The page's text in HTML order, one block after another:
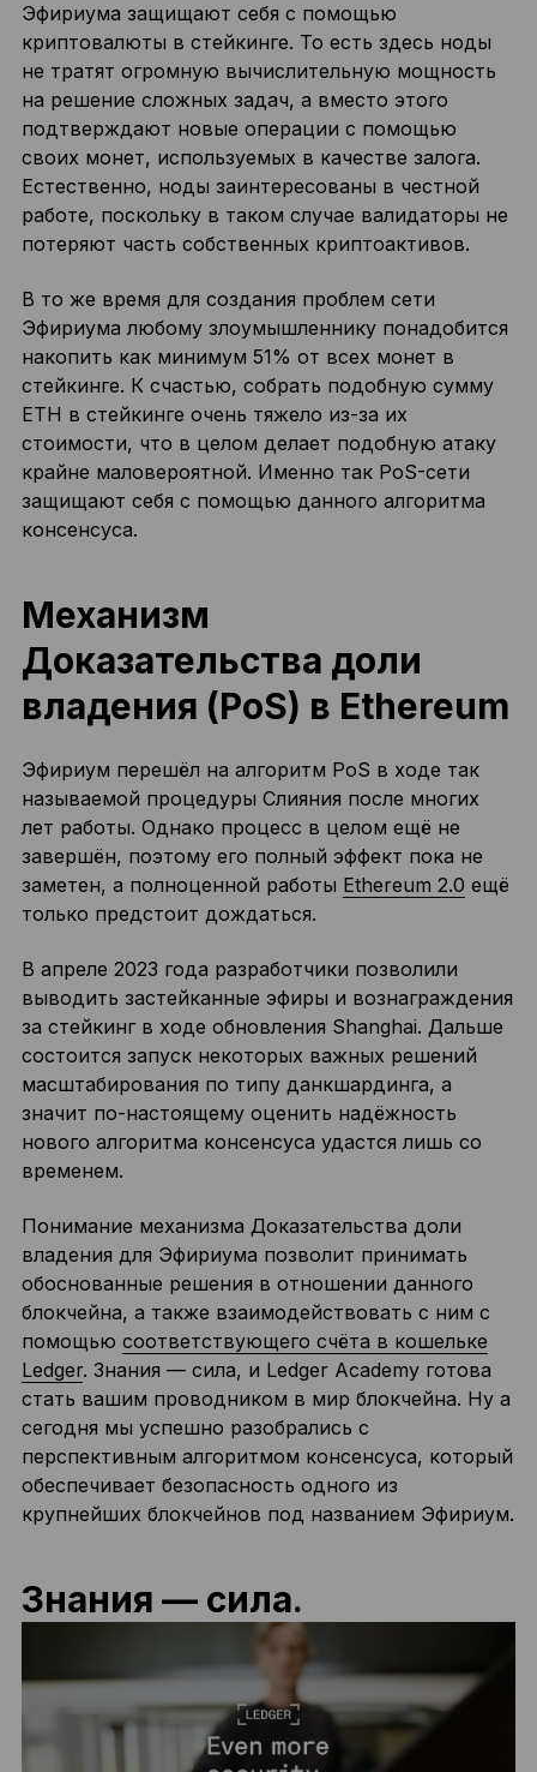
Эфириума защищают себя с помощью
криптовалюты в стейкинге. То есть здесь ноды
не тратят огромную вычислительную мощность
на решение сложных задач, а вместо этого
подтверждают новые операции с помощью
своих монет, используемых в качестве залога.
Естественно, ноды заинтересованы в честной
работе, поскольку в таком случае валидаторы не
потеряют часть собственных криптоактивов.
В то же время для создания проблем сети
Эфириума любому злоумышленнику понадобится
накопить как минимум 51% от всех монет в
стейкинге. К счастью, собрать подобную сумму
ETH в стейкинге очень тяжело из-за их
стоимости, что в целом делает подобную атаку
крайне маловероятной. Именно так PoS-сети
защищают себя с помощью данного алгоритма
консенсуса.
Механизм
Доказательства доли
владения (PoS) в Ethereum
Эфириум перешёл на алгоритм PoS в ходе так
называемой процедуры Слияния после многих
лет работы. Однако процесс в целом ещё не
завершён, поэтому его полный эффект пока не
заметен, а полноценной работы Ethereum 2.0 ещё
только предстоит дождаться.
В апреле 2023 года разработчики позволили
выводить застейканные эфиры и вознаграждения
за стейкинг в ходе обновления Shanghai. Дальше
состоится запуск некоторых важных решений
масштабирования по типу данкшардинга, а
значит по-настоящему оценить надёжность
нового алгоритма консенсуса удастся лишь со
временем.
Понимание механизма Доказательства доли
владения для Эфириума позволит принимать
обоснованные решения в отношении данного
блокчейна, а также взаимодействовать с ним с
помощью соответствующего счёта в кошельке
Ledger. Знания — сила, и Ledger Academy готова
стать вашим проводником в мир блокчейна. Ну а
сегодня мы успешно разобрались с
перспективным алгоритмом консенсуса, который
обеспечивает безопасность одного из
крупнейших блокчейнов под названием Эфириум.
Знания — сила.